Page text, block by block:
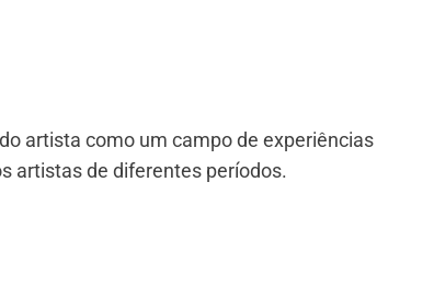
artista como um campo de experiências
artistas de diferentes períodos.